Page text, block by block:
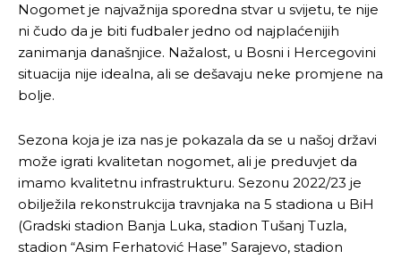
Nogomet je najvažnija sporedna stvar u svijetu, te nije
ni čudo da je biti fudbaler jedno od najplaćenijih
zanimanja današnjice. Nažalost, u Bosni i Hercegovini
situacija nije idealna, ali se dešavaju neke promjene na
bolje.
Sezona koja je iza nas je pokazala da se u našoj državi
može igrati kvalitetan nogomet, ali je preduvjet da
imamo kvalitetnu infrastrukturu. Sezonu 2022/23 je
obilježila rekonstrukcija travnjaka na 5 stadiona u BiH
(Gradski stadion Banja Luka, stadion Tušanj Tuzla,
stadion “Asim Ferhatović Hase” Sarajevo, stadion